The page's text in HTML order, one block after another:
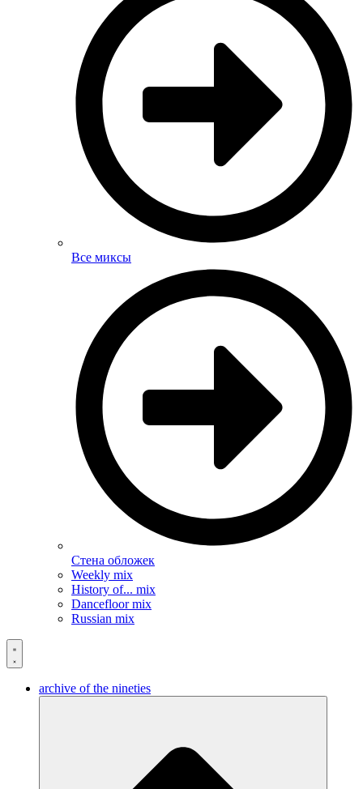
Все миксы
Стена обложек
Weekly mix
History of... mix
Dancefloor mix
Russian mix
archive of the nineties